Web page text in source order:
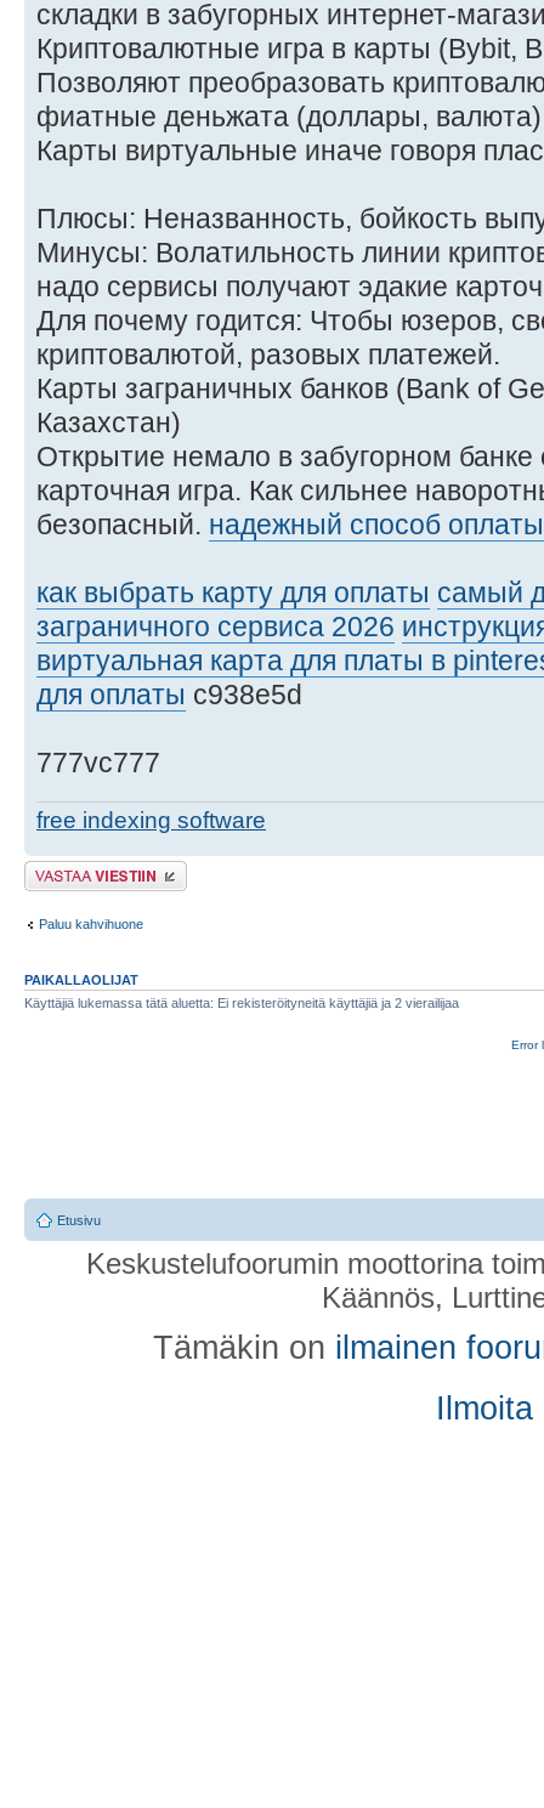
складки в забугорных интернет-
Криптовалютные игра в карты (Bybit,
Позволяют преобразовать
фиатные деньжата (доллары, валюта)
Карты виртуальные иначе говоря
Плюсы: Неназванность, бойкость
Минусы: Волатильность линии
надо сервисы получают эдакие
Для почему годится: Чтобы юзеров,
криптовалютой, разовых платежей.
Карты заграничных банков (Bank of
Казахстан)
Открытие немало в забугорном
карточная игра. Как сильнее
безопасный. надежный способ
как выбрать карту для оплаты самый
заграничного сервиса 2026
виртуальная карта для платы в
для оплаты c938e5d
777vc777
free indexing software
Lähetä vastaus
Paluu kahvihuone
PAIKALLAOLIJAT
Käyttäjiä lukemassa tätä aluetta: Ei rekisteröityneitä käyttäjiä ja 2 vierailijaa
Error
Etusivu
Keskustelufoorumin moottorina
Käännös,
Tämäkin on ilmainen